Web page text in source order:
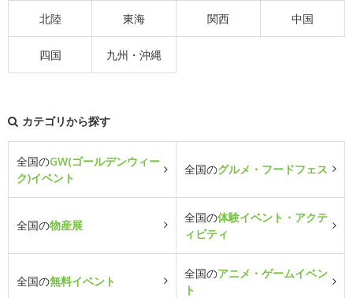
北陸 東海 関西 中国
四国 九州・沖縄
カテゴリから探す
全国のGW(ゴールデンウィー
ク)イベント
全国のグルメ・フードフェス
全国の物産展
全国の体験イベント・アクテ
ィビティ
全国の無料イベント
全国のアニメ・ゲームイベン
ト